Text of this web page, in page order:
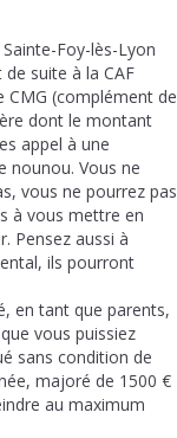
Foy-lès-Lyon
suite à la CAF
CMG (complément de
dont le montant
appel à une
nounou. Vous ne
vous ne pourrez pas
à vous mettre en
Pensez aussi à
ils pourront
en tant que parents,
vous puissiez
sans condition de
majoré de 1500 €
au maximum